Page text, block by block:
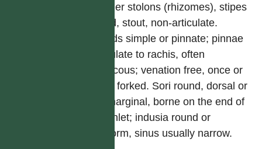
slender stolons (rhizomes), stipes
tufted, stout, non-articulate.
Fronds simple or pinnate; pinnae
articulate to rachis, often
caducous; venation free, once or
twice forked. Sori round, dorsal or
submarginal, borne on the end of
a veinlet; indusia round or
reniform, sinus usually narrow.